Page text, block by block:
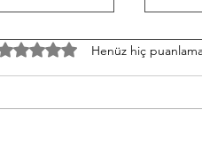
36' Minute
TH/
üzerinden 0 yıldız
Henüz hiç